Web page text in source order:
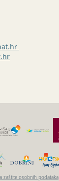
zaštite osobnih podataka